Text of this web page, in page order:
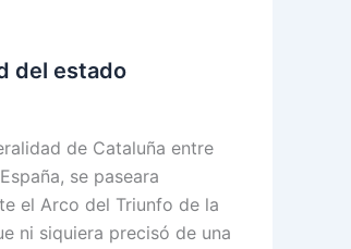
del estado
de Cataluña entre
se paseara
el Arco del Triunfo de la
ni siquiera precisó de una